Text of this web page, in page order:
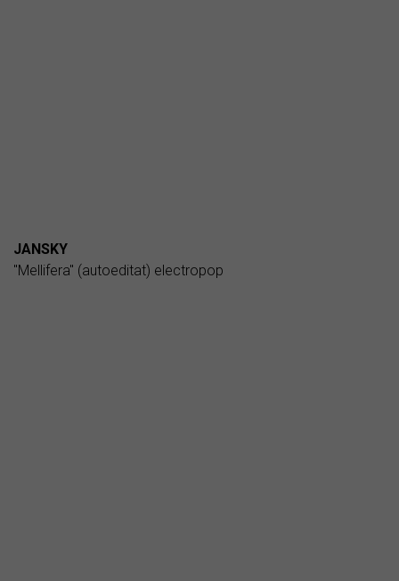
JANSKY
"Mellifera" (autoeditat) electropop